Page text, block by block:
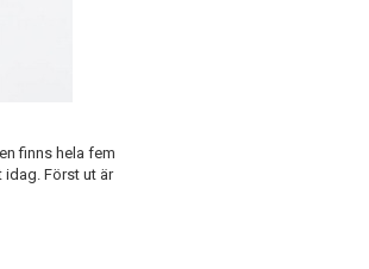
finns hela fem
idag. Först ut är